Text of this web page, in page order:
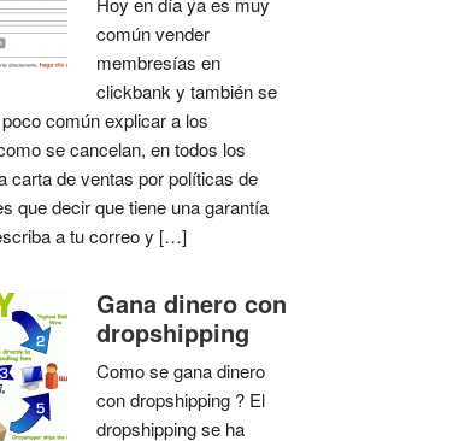
común vender
membresías en
clickbank y también se
común explicar a los
se cancelan, en todos los
carta de ventas por políticas de
que decir que tiene una garantía
a tu correo y […]
Gana dinero con
dropshipping
Como se gana dinero
con dropshipping ? El
dropshipping se ha